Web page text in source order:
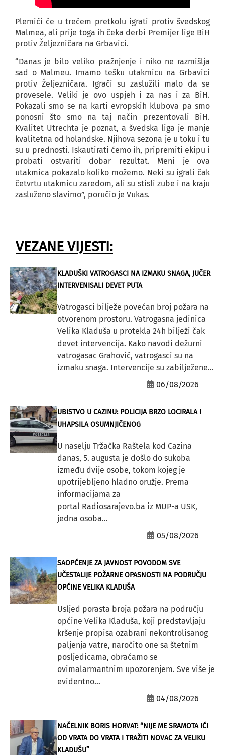
Plemići će u trećem pretkolu igrati protiv švedskog
Malmea, ali prije toga ih čeka derbi Premijer lige BiH
protiv Željezničara na Grbavici.
“Danas je bilo veliko pražnjenje i niko ne razmišlja
sad o Malmeu. Imamo tešku utakmicu na Grbavici
protiv Željezničara. Igrači su zaslužili malo da se
provesele. Veliki je ovo uspjeh i za nas i za BiH.
Pokazali smo se na karti evropskih klubova pa smo
ponosni što smo na taj način prezentovali BiH.
Kvalitet Utrechta je poznat, a švedska liga je manje
kvalitetna od holandske. Njihova sezona je u toku i tu
su u prednosti. Iskautirati ćemo ih, pripremiti ekipu i
probati ostvariti dobar rezultat. Meni je ova
utakmica pokazalo koliko možemo. Neki su igrali čak
četvrtu utakmicu zaredom, ali su stisli zube i na kraju
zasluženo slavimo”, poručio je Vukas.
VEZANE VIJESTI:
KLADUŠKI VATROGASCI NA IZMAKU SNAGA, JUČER
INTERVENISALI DEVET PUTA
Vatrogasci bilježe povećan broj požara na
otvorenom prostoru. Vatrogasna jedinica
Velika Kladuša u protekla 24h bilježi čak
devet intervencija. Kako navodi dežurni
vatrogasac Grahović, vatrogasci su na
izmaku snaga. Intervencije su zabilježene...
06/08/2026
UBISTVO U CAZINU: POLICIJA BRZO LOCIRALA I
UHAPSILA OSUMNJIČENOG
U naselju Tržačka Raštela kod Cazina
danas, 5. augusta je došlo do sukoba
između dvije osobe, tokom kojeg je
upotrijebljeno hladno oružje. Prema
informacijama za
portal Radiosarajevo.ba iz MUP-a USK,
jedna osoba...
05/08/2026
SAOPĆENJE ZA JAVNOST POVODOM SVE
UČESTALIJE POŽARNE OPASNOSTI NA PODRUČJU
OPĆINE VELIKA KLADUŠA
Usljed porasta broja požara na području
općine Velika Kladuša, koji predstavljaju
kršenje propisa ozabrani nekontrolisanog
paljenja vatre, naročito one sa štetnim
posljedicama, obraćamo se
ovimalarmantnim upozorenjem. Sve više je
evidentno...
04/08/2026
NAČELNIK BORIS HORVAT: “NIJE ME SRAMOTA IĆI
OD VRATA DO VRATA I TRAŽITI NOVAC ZA VELIKU
KLADUŠU”